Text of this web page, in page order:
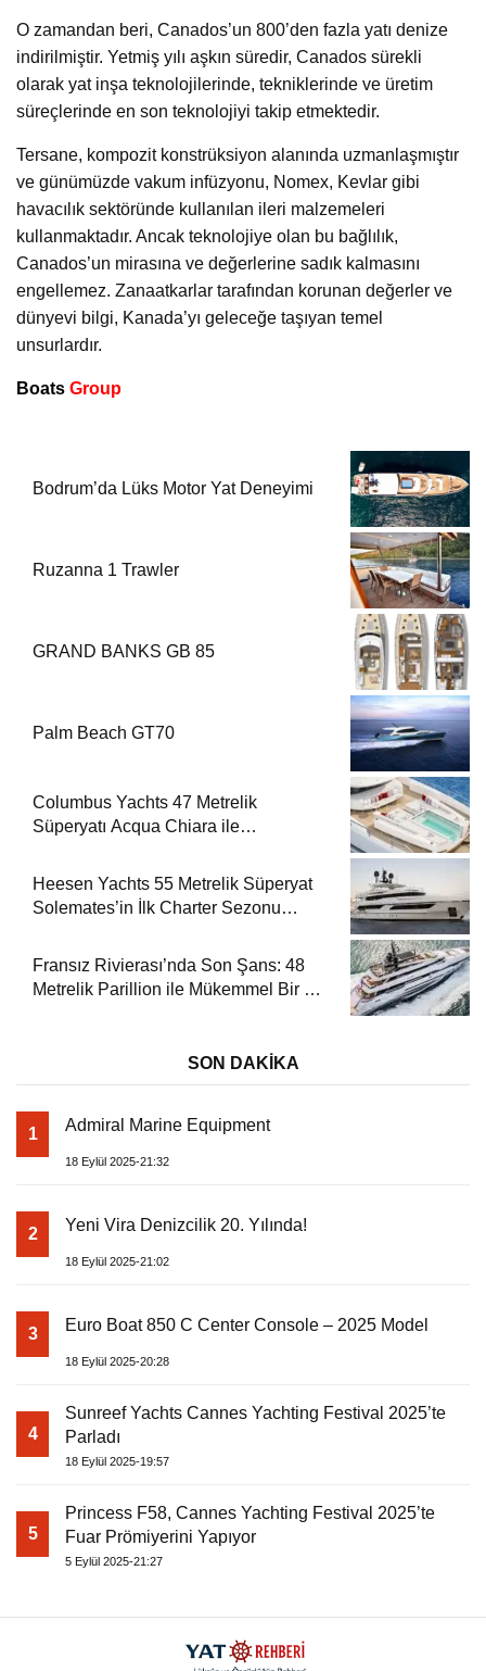
O zamandan beri, Canados’un 800’den fazla yatı denize
indirilmiştir. Yetmiş yılı aşkın süredir, Canados sürekli
olarak yat inşa teknolojilerinde, tekniklerinde ve üretim
süreçlerinde en son teknolojiyi takip etmektedir.
Tersane, kompozit konstrüksiyon alanında uzmanlaşmıştır
ve günümüzde vakum infüzyonu, Nomex, Kevlar gibi
havacılık sektöründe kullanılan ileri malzemeleri
kullanmaktadır. Ancak teknolojiye olan bu bağlılık,
Canados’un mirasına ve değerlerine sadık kalmasını
engellemez. Zanaatkarlar tarafından korunan değerler ve
dünyevi bilgi, Kanada’yı geleceğe taşıyan temel
unsurlardır.
Boats Group
Bodrum’da Lüks Motor Yat Deneyimi
Ruzanna 1 Trawler
GRAND BANKS GB 85
Palm Beach GT70
Columbus Yachts 47 Metrelik
Süperyatı Acqua Chiara ile
Heesen Yachts 55 Metrelik Süperyat
Solemates’in İlk Charter Sezonu
Fransız Rivierası’nda Son Şans: 48
Metrelik Parillion ile Mükemmel Bir Yat
SON DAKİKA
1 Admiral Marine Equipment
18 Eylül 2025-21:32
2 Yeni Vira Denizcilik 20. Yılında!
18 Eylül 2025-21:02
3 Euro Boat 850 C Center Console – 2025 Model
18 Eylül 2025-20:28
4
Sunreef Yachts Cannes Yachting Festival 2025’te
Parladı
18 Eylül 2025-19:57
5
Princess F58, Cannes Yachting Festival 2025’te
Fuar Prömiyerini Yapıyor
5 Eylül 2025-21:27